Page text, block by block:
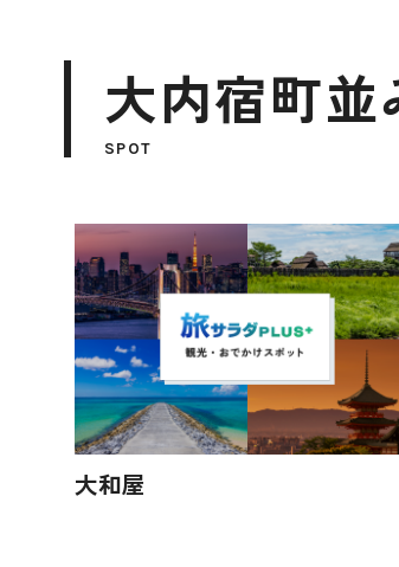
大内宿町
SPOT
大和屋